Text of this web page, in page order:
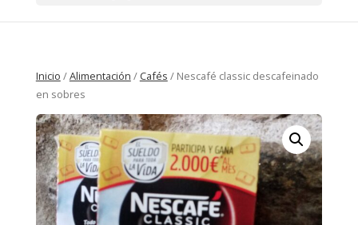
Inicio /Alimentación / Cafés / Nescafé classic descafeinado
en sobres